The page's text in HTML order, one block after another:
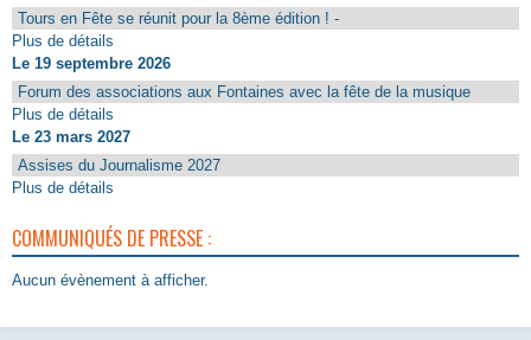
Tours en Fête se réunit pour la 8ème édition ! -
Plus de détails
Le 19 septembre 2026
Forum des associations aux Fontaines avec la fête de la musique
Plus de détails
Le 23 mars 2027
Assises du Journalisme 2027
Plus de détails
COMMUNIQUÉS DE PRESSE :
Aucun évènement à afficher.